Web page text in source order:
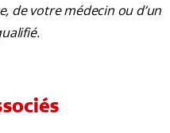
de votre médecin ou d’un